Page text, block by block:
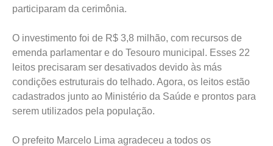
participaram da cerimônia.
O investimento foi de R$ 3,8 milhão, com recursos de
emenda parlamentar e do Tesouro municipal. Esses 22
leitos precisaram ser desativados devido às más
condições estruturais do telhado. Agora, os leitos estão
cadastrados junto ao Ministério da Saúde e prontos para
serem utilizados pela população.
O prefeito Marcelo Lima agradeceu a todos os